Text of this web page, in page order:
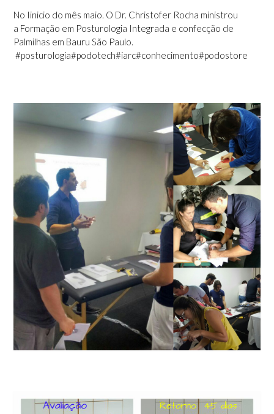
No Iinicio do mês maio. O Dr. Christofer Rocha ministrou
a Formação em Posturologia Integrada e confecção de
Palmilhas em Bauru São Paulo.
‪#‎posturologia‬‪#‎podotech‬‪#‎iarc‬‪#‎conhecimento‬‪#‎podostore‬